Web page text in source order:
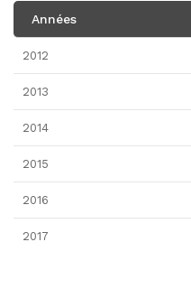
Années
2012
2013
2014
2015
2016
2017